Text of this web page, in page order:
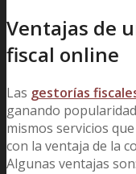
Ventajas de
fiscal online
Las gestorías
ganando
mismos servicios
con la ventaja de la
Algunas ventajas son: